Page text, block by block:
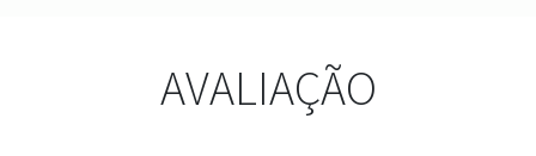
AVALIAÇÃO